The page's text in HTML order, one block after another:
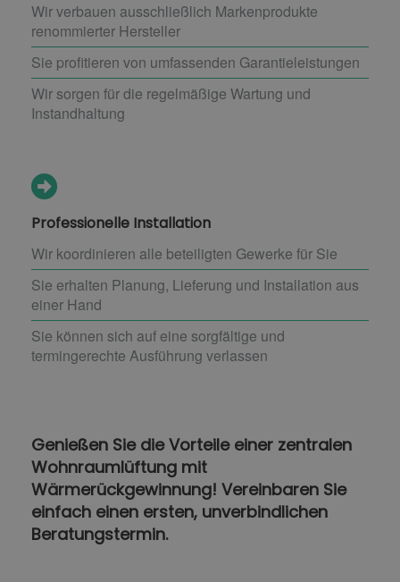
Wir verbauen ausschließlich Markenprodukte
renommierter Hersteller
Sie profitieren von umfassenden Garantieleistungen
Wir sorgen für die regelmäßige Wartung und
Instandhaltung
Professionelle Installation
Wir koordinieren alle beteiligten Gewerke für Sie
Sie erhalten Planung, Lieferung und Installation aus
einer Hand
Sie können sich auf eine sorgfältige und
termingerechte Ausführung verlassen
Genießen Sie die Vorteile einer zentralen
Wohnraumlüftung mit
Wärmerückgewinnung! Vereinbaren Sie
einfach einen ersten, unverbindlichen
Beratungstermin.